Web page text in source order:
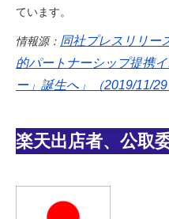
ています。
情報源： 同社プレスリリー
的パートナーシップ提携
ー」誕生へ」（2019/11/29
楽天出店者、公取